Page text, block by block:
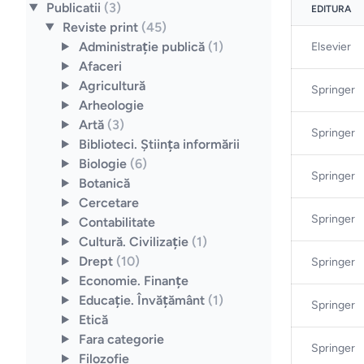
Publicatii (3)
Reviste print (45)
Administraţie publică (1)
Afaceri
Agricultură
Arheologie
Artă (3)
Biblioteci. Ştiinţa informării
Biologie (6)
Botanică
Cercetare
Contabilitate
Cultură. Civilizaţie (1)
Drept (10)
Economie. Finanţe
Educaţie. Învăţământ (1)
Etică
Fara categorie
Filozofie
EDITURA
Elsevier
Springer
Springer
Springer
Springer
Springer
Springer
Springer